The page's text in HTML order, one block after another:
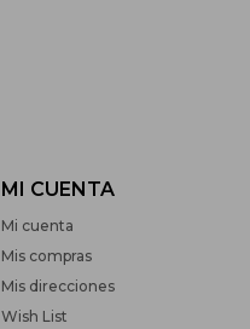
MI CUENTA
Mi cuenta
Mis compras
Mis direcciones
Wish List